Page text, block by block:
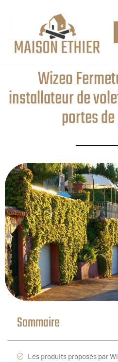
Wizeo
installateur de
portes
Sommaire
Les produits proposés par